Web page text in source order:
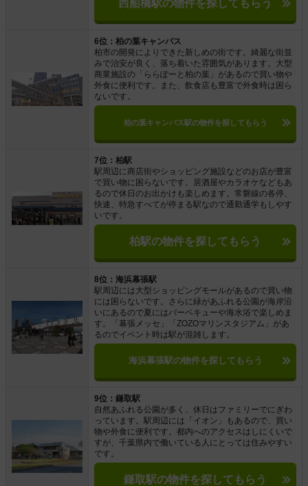
西船橋駅の物件を探してもらう
6位：柏の葉キャンパス
柏市の開発によりできた新しめの街です。綺麗な街並
みで治安が良く、落ち着いた雰囲気があります。大型
商業施設の「ららぽーと柏の葉」があるので買い物や
外食に便利です。また、飲食店も豊富で外食時は困ら
ないです。
柏の葉キャンパス駅の物件を探してもらう
7位：柏駅
駅周辺に商店街やショッピング施設などのお店が豊富
で買い物に困らないです。居酒屋やカラオケなどもあ
るので休日のお出かけも楽しめます。常磐線の各停、
快速、特急すべてが停まる駅なので通勤通学もしやす
いです。
柏駅の物件を探してもらう
8位：海浜幕張駅
駅周辺には大型ショッピングモールがあるので買い物
には困らないです。さらに緑があふれる公園が海岸沿
いにあるので夏にはバーベキューや海水浴で楽しめま
す。「幕張メッセ」「ZOZOマリンスタジアム」があ
るのでイベント時は駅が混雑します。
海浜幕張駅の物件を探してもらう
9位：鎌取駅
自然あふれる公園が多く、休日はファミリーでにぎわ
っています。駅周辺には「イオン」もあるので、買い
物や外食に便利です。都内へのアクセスはしにくいで
すが、千葉県内で働いている人にとっては住みやすい
です。
鎌取駅の物件を探してもらう